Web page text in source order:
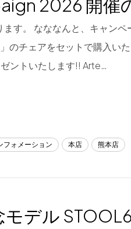
2026 開催
す。 なななんと、キャンペ
のチェアをセットで購入い
ントいたします!! Arte…
フォメーション 本店 熊本店
デル